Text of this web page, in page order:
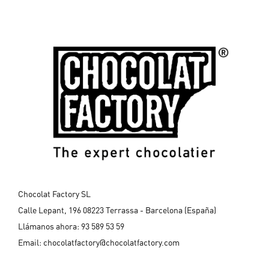
Chocolat Factory SL
Calle Lepant, 196 08223 Terrassa - Barcelona (España)
Llámanos ahora: 93 589 53 59
Email: chocolatfactory@chocolatfactory.com